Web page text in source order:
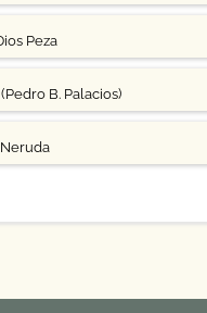
Peza
B. Palacios)